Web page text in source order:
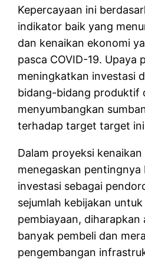
Kepercayaan ini
indikator baik yang
dan kenaikan ekonomi
pasca COVID-19. Upaya
meningkatkan investasi
bidang-bidang produktif
menyumbangkan
terhadap target target
Dalam proyeksi
menegaskan
investasi sebagai
sejumlah kebijakan
pembiayaan, diharapkan
banyak pembeli dan
pengembangan